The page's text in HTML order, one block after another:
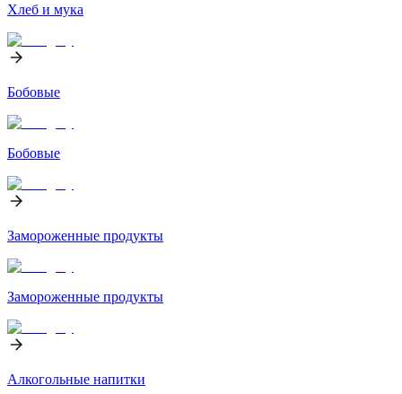
Хлеб и мука
Бобовые
Бобовые
Замороженные продукты
Замороженные продукты
Алкогольные напитки